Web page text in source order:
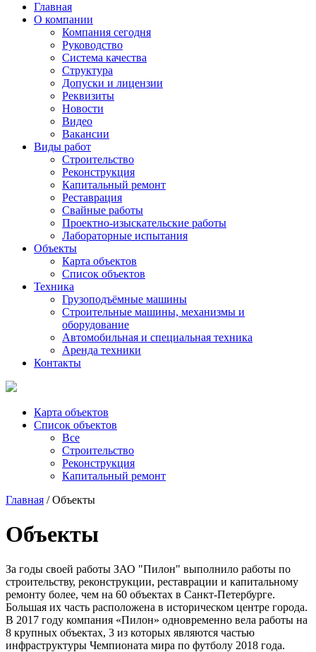
Главная
О компании
Компания сегодня
Руководство
Система качества
Структура
Допуски и лицензии
Реквизиты
Новости
Видео
Вакансии
Виды работ
Строительство
Реконструкция
Капитальный ремонт
Реставрация
Свайные работы
Проектно-изыскательские работы
Лабораторные испытания
Объекты
Карта объектов
Список объектов
Техника
Грузоподъёмные машины
Строительные машины, механизмы и
оборудование
Автомобильная и специальная техника
Аренда техники
Контакты
Карта объектов
Список объектов
Все
Строительство
Реконструкция
Капитальный ремонт
Главная / Объекты
Объекты
За годы своей работы ЗАО "Пилон" выполнило работы по
строительству, реконструкции, реставрации и капитальному
ремонту более, чем на 60 объектах в Санкт-Петербурге.
Большая их часть расположена в историческом центре города.
В 2017 году компания «Пилон» одновременно вела работы на
8 крупных объектах, 3 из которых являются частью
инфраструктуры Чемпионата мира по футболу 2018 года.